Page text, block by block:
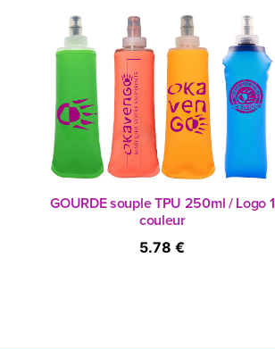
GOURDE souple TPU 250ml / Logo 1
couleur
5.78 €